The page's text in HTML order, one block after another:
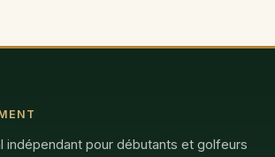
indépendant pour débutants et golfeurs